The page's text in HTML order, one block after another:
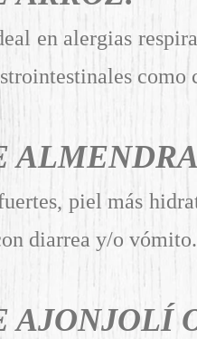
en alergias
piel más
diarrea y/o vómito.
AJONJOLÍ